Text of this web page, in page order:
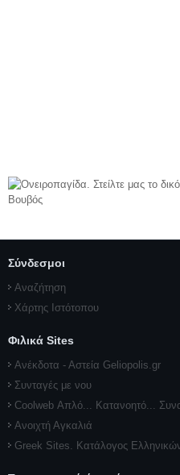
Σύνδεσμοι
Αναζήτηση
Χάρτης Ιστότοπου
Φιλικά Sites
Ανέκδοτα - Αστεία Geliopolis.gr
Συνταγές με νου
Coolweb Απλό... Κατανοητό...
Ανοιχτή Αγκαλιά
Greek Sites. Κατάλογος